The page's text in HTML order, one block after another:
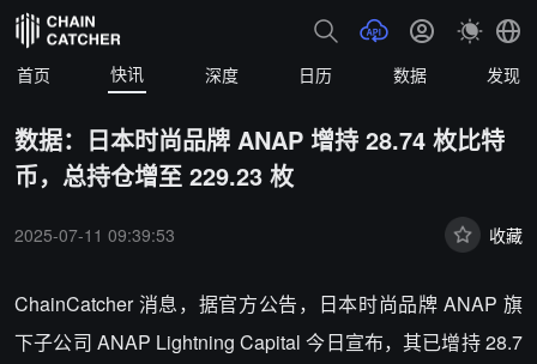
首页 快讯 深度 日历 数据 发现
数据：日本时尚品牌 ANAP 增持 28.74 枚比特
币，总持仓增至 229.23 枚
2025-07-11 09:39:53 收藏
ChainCatcher 消息，据官方公告，日本时尚品牌 ANAP 旗
下子公司 ANAP Lightning Capital 今日宣布，其已增持 28.7